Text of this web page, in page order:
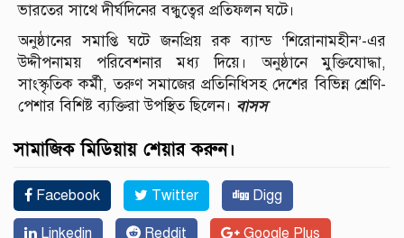
ভারতের সাথে দীর্ঘদিনের বন্ধুত্বের প্রতিফলন ঘটে।
অনুষ্ঠানের সমাপ্তি ঘটে জনপ্রিয় রক ব্যান্ড ‘শিরোনামহীন’-এর
উদ্দীপনাময় পরিবেশনার মধ্য দিয়ে। অনুষ্ঠানে মুক্তিযোদ্ধা,
সাংস্কৃতিক কর্মী, তরুণ সমাজের প্রতিনিধিসহ দেশের বিভিন্ন শ্রেণি-
পেশার বিশিষ্ট ব্যক্তিরা উপস্থিত ছিলেন। বাসস
সামাজিক মিডিয়ায় শেয়ার করুন।
Facebook Twitter Digg
Linkedin Reddit Google Plus